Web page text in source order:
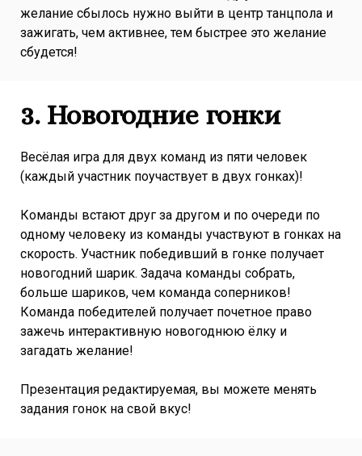
желание сбылось нужно выйти в центр танцпола и
зажигать, чем активнее, тем быстрее это желание
сбудется!
3. Новогодние гонки
Весёлая игра для двух команд из пяти человек
(каждый участник поучаствует в двух гонках)!
Команды встают друг за другом и по очереди по
одному человеку из команды участвуют в гонках на
скорость. Участник победивший в гонке получает
новогодний шарик. Задача команды собрать,
больше шариков, чем команда соперников!
Команда победителей получает почетное право
зажечь интерактивную новогоднюю ёлку и
загадать желание!
Презентация редактируемая, вы можете менять
задания гонок на свой вкус!